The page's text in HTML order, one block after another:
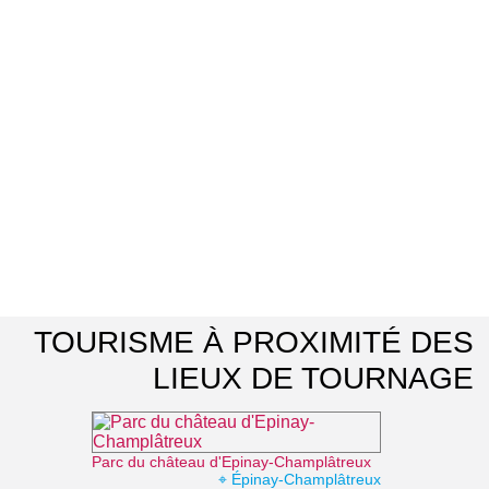
TOURISME À PROXIMITÉ DES
LIEUX DE TOURNAGE
Parc du château d'Epinay-Champlâtreux
⌖ Épinay-Champlâtreux